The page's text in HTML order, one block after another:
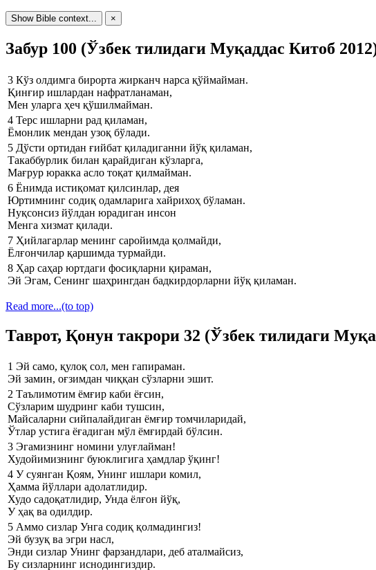
Show Bible context... ×
Забур 100 (Ўзбек тилидаги Муқаддас Китоб
3 Кўз олдимга бирорта жирканч нарса қўймайман.
Қинғир ишлардан нафратланаман,
Мен уларга ҳеч қўшилмайман.
4 Терс ишларни рад қиламан,
Ёмонлик мендан узоқ бўлади.
5 Дўсти ортидан ғийбат қиладиганни йўқ қиламан,
Такаббурлик билан қарайдиган кўзларга,
Мағрур юракка асло тоқат қилмайман.
6 Ёнимда истиқомат қилсинлар, дея
Юртимнинг содиқ одамларига хайрихоҳ бўламан.
Нуқсонсиз йўлдан юрадиган инсон
Менга хизмат қилади.
7 Ҳийлагарлар менинг саройимда қолмайди,
Ёлғончилар қаршимда турмайди.
8 Ҳар саҳар юртдаги фосиқларни қираман,
Эй Эгам, Сенинг шаҳрингдан бадкирдорларни йўқ қиламан.
Read more...(to top)
Таврот, Қонун такрори 32 (Ўзбек тилидаги
1 Эй само, қулоқ сол, мен гапираман.
Эй замин, оғзимдан чиққан сўзларни эшит.
2 Таълимотим ёмғир каби ёғсин,
Сўзларим шудринг каби тушсин,
Майсаларни сийпалайдиган ёмғир томчиларидай,
Ўтлар устига ёғадиган мўл ёмғирдай бўлсин.
3 Эгамизнинг номини улуғлайман!
Худойимизнинг буюклигига ҳамдлар ўқинг!
4 У суянган Қоям, Унинг ишлари комил,
Ҳамма йўллари адолатлидир.
Худо садоқатлидир, Унда ёлғон йўқ,
У ҳақ ва одилдир.
5 Аммо сизлар Унга содиқ қолмадингиз!
Эй бузуқ ва эгри насл,
Энди сизлар Унинг фарзандлари, деб аталмайсиз,
Бу сизларнинг иснодингиздир.